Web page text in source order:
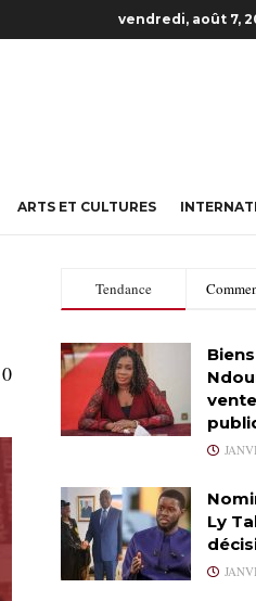
vendredi, août 7,
ARTS ET CULTURES
0
Tendance
Ly